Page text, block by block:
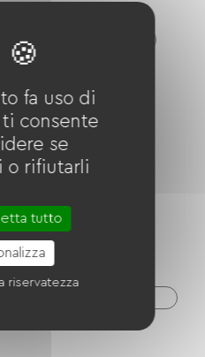
mountain bike
Barbecue
fa uso di
consente
se
o rifiutarli
tutto
riservatezza